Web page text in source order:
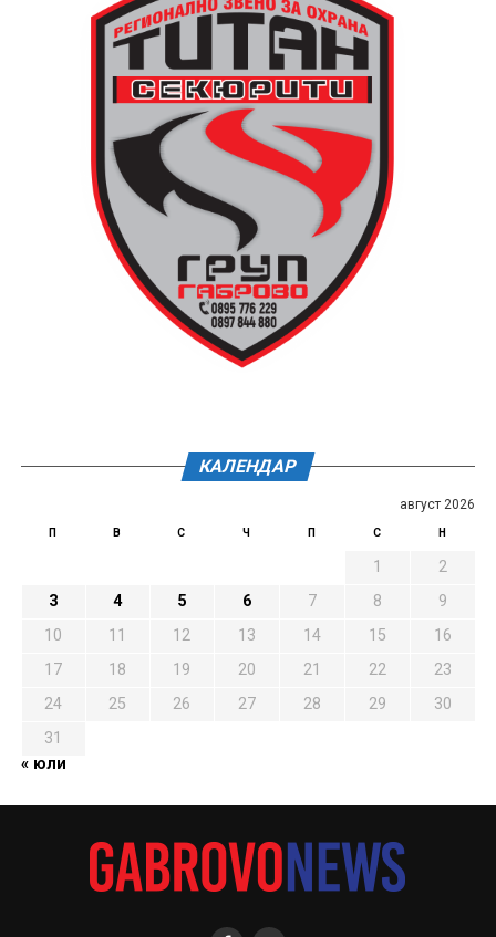
КАЛЕНДАР
август 2026
П В С Ч П С Н
1
2
3
4 5 6 7 8
9
10
11 12 13 14 15
16
17
18 19 20 21 22
23
24
25 26 27 28 29
30
31
« юли